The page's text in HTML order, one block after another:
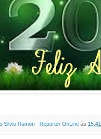
Silvio Ramon - Reporter OnLine às 15:41